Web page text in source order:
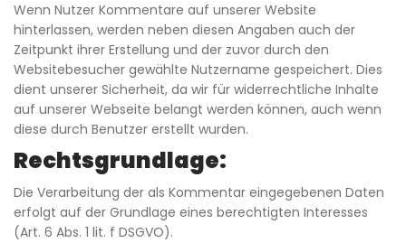
Wenn Nutzer Kommentare auf unserer Website
hinterlassen, werden neben diesen Angaben auch der
Zeitpunkt ihrer Erstellung und der zuvor durch den
Websitebesucher gewählte Nutzername gespeichert. Dies
dient unserer Sicherheit, da wir für widerrechtliche Inhalte
auf unserer Webseite belangt werden können, auch wenn
diese durch Benutzer erstellt wurden.
Rechtsgrundlage:
Die Verarbeitung der als Kommentar eingegebenen Daten
erfolgt auf der Grundlage eines berechtigten Interesses
(Art. 6 Abs. 1 lit. f DSGVO).